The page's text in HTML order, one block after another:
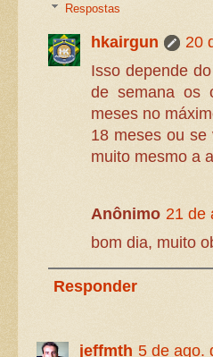
Respostas
hkairgun
20
Isso depende
de semana os
meses no
18 meses ou se
muito mesmo a
Anônimo 21 de
bom dia, muito
Responder
jeffmth 5 de ago.